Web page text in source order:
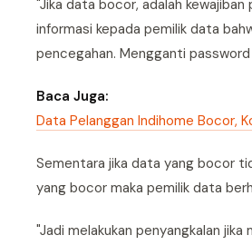
"Jika data bocor, adalah
informasi kepada pemilik data
pencegahan. Mengganti
Baca Juga:
Data Pelanggan Indihome Bocor,
Sementara jika data yang bocor
yang bocor maka pemilik data
"Jadi melakukan penyangkalan